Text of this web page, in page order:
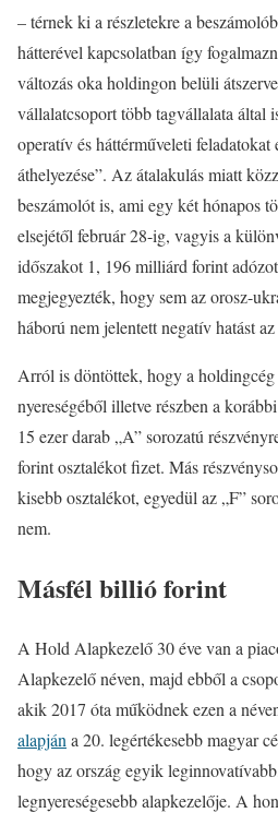
– térnek ki a részletekre a
hátterével kapcsolatban így
változás oka holdingon belüli
vállalatcsoport több tagvállalata által
operatív és háttérműveleti feladatokat
áthelyezése”. Az átalakulás miatt
beszámolót is, ami egy két hónapos
elsejétől február 28-ig, vagyis a
időszakot 1, 196 milliárd forint
megjegyezték, hogy sem az orosz-
háború nem jelentett negatív hatást
Arról is döntöttek, hogy a
nyereségéből illetve részben a
15 ezer darab „A” sorozatú
forint osztalékot fizet. Más
kisebb osztalékot, egyedül az „F”
nem.
Másfél billió forint
A Hold Alapkezelő 30 éve van a
Alapkezelő néven, majd ebből a
akik 2017 óta működnek ezen a
alapján a 20. legértékesebb magyar
hogy az ország egyik
legnyereségesebb alapkezelője. A